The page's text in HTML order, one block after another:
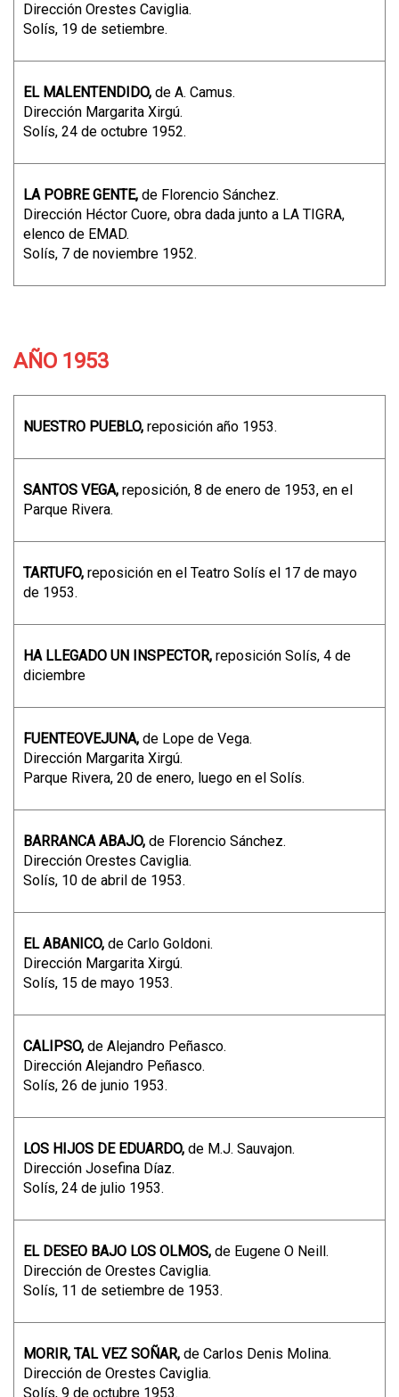
Dirección Orestes Caviglia.
Solís, 19 de setiembre.
EL MALENTENDIDO, de A. Camus.
Dirección Margarita Xirgú.
Solís, 24 de octubre 1952.
LA POBRE GENTE, de Florencio Sánchez.
Dirección Héctor Cuore, obra dada junto a LA TIGRA,
elenco de EMAD.
Solís, 7 de noviembre 1952.
AÑO 1953
NUESTRO PUEBLO, reposición año 1953.
SANTOS VEGA, reposición, 8 de enero de 1953, en el
Parque Rivera.
TARTUFO, reposición en el Teatro Solís el 17 de mayo
de 1953.
HA LLEGADO UN INSPECTOR, reposición Solís, 4 de
diciembre
FUENTEOVEJUNA, de Lope de Vega.
Dirección Margarita Xirgú.
Parque Rivera, 20 de enero, luego en el Solís.
BARRANCA ABAJO, de Florencio Sánchez.
Dirección Orestes Caviglia.
Solís, 10 de abril de 1953.
EL ABANICO, de Carlo Goldoni.
Dirección Margarita Xirgú.
Solís, 15 de mayo 1953.
CALIPSO, de Alejandro Peñasco.
Dirección Alejandro Peñasco.
Solís, 26 de junio 1953.
LOS HIJOS DE EDUARDO, de M.J. Sauvajon.
Dirección Josefina Díaz.
Solís, 24 de julio 1953.
EL DESEO BAJO LOS OLMOS, de Eugene O Neill.
Dirección de Orestes Caviglia.
Solís, 11 de setiembre de 1953.
MORIR, TAL VEZ SOÑAR, de Carlos Denis Molina.
Dirección de Orestes Caviglia.
Solís, 9 de octubre 1953.